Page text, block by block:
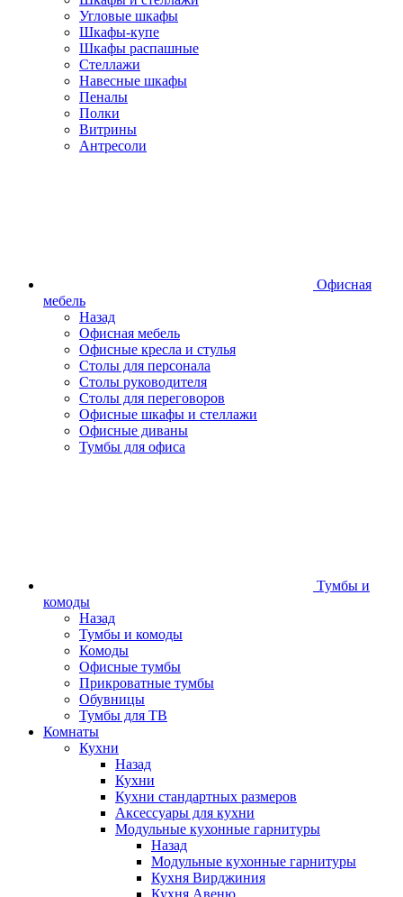
Угловые шкафы
Шкафы-купе
Шкафы распашные
Стеллажи
Навесные шкафы
Пеналы
Полки
Витрины
Антресоли
Офисная
мебель
Назад
Офисная мебель
Офисные кресла и стулья
Столы для персонала
Столы руководителя
Столы для переговоров
Офисные шкафы и стеллажи
Офисные диваны
Тумбы для офиса
Тумбы и
комоды
Назад
Тумбы и комоды
Комоды
Офисные тумбы
Прикроватные тумбы
Обувницы
Тумбы для ТВ
Комнаты
Кухни
Назад
Кухни
Кухни стандартных размеров
Аксессуары для кухни
Модульные кухонные гарнитуры
Назад
Модульные кухонные гарнитуры
Кухня Вирджиния